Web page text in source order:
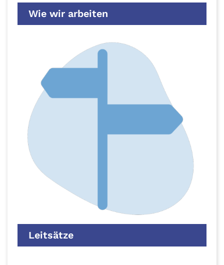
Wie wir arbeiten
Leitsätze